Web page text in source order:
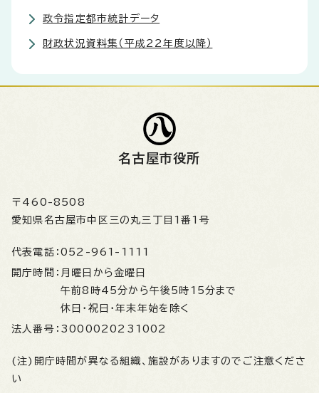
政令指定都市統計データ
財政状況資料集（平成22年度以降）
名古屋市役所
〒460-8508
愛知県名古屋市中区三の丸三丁目1番1号
代表電話： 052-961-1111
開庁時間： 月曜日から金曜日
午前8時45分から午後5時15分まで
休日・祝日・年末年始を除く
法人番号： 3000020231002
(注)開庁時間が異なる組織、施設がありますのでご注意くださ
い